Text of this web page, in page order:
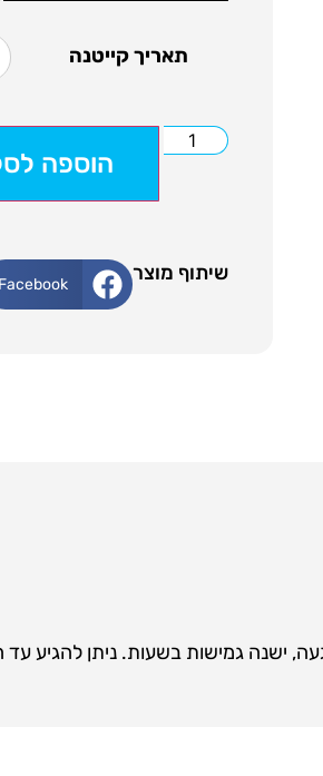
תאריך קייטנה
הוספה
שיתוף מוצר Facebook